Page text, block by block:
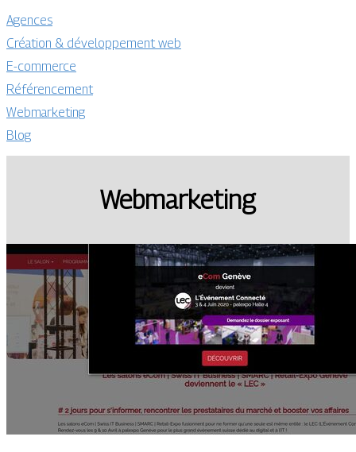
Agences
Création & développement web
E-commerce
Référencement
Webmarketing
Blog
Webmarketing